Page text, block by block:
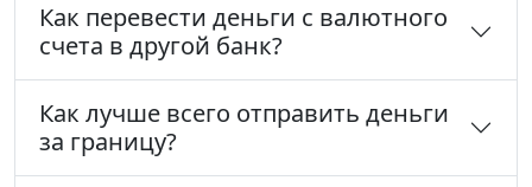
Как перевести деньги с валютного
счета в другой банк?
Как лучше всего отправить деньги
за границу?